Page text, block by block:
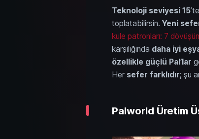
Teknoloji seviyesi 15’te
toplatabilirsin. Yeni
kule patronları: 7
karşılığında daha iyi
özellikle güçlü Pal’lar
Her sefer farklıdır; şu
Palworld Üretim